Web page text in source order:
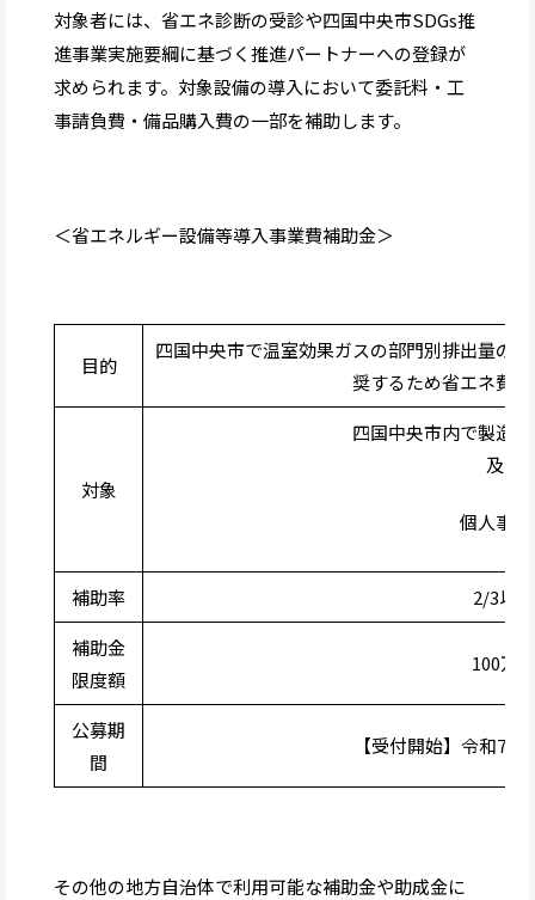
対象者には、省エネ診断の受診や四国中央市SDGs推
進事業実施要綱に基づく推進パートナーへの登録が
求められます。対象設備の導入において委託料・工
事請負費・備品購入費の一部を補助します。
＜省エネルギー設備等導入事業費補助金＞
目的
四国中央市で温室効果ガスの部門別排出量の
奨するため省エネ費
対象
四国中央市内で製造
及び
個人事
補助率
2/3以内
補助金
限度額
100万円
公募期
間
【受付開始】令和7
その他の地方自治体で利用可能な補助金や助成金に